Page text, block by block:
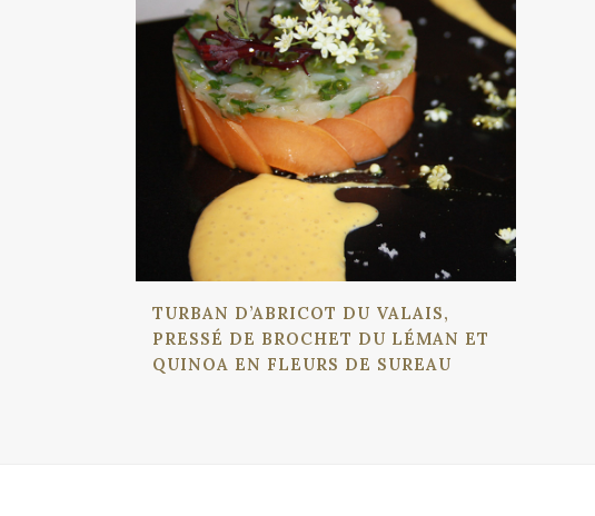
TURBAN D’ABRICOT DU VALAIS,
PRESSÉ DE BROCHET DU LÉMAN ET
QUINOA EN FLEURS DE SUREAU